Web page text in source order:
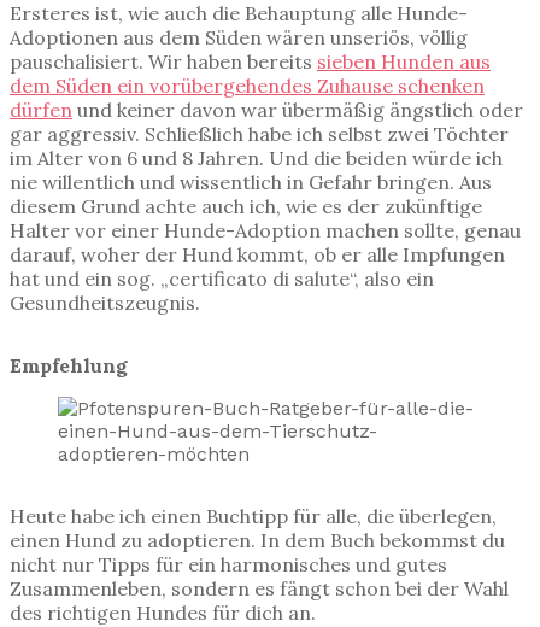
Ersteres ist, wie auch die Behauptung alle Hunde-
Adoptionen aus dem Süden wären unseriös, völlig
pauschalisiert. Wir haben bereits sieben Hunden aus
dem Süden ein vorübergehendes Zuhause schenken
dürfen und keiner davon war übermäßig ängstlich oder
gar aggressiv. Schließlich habe ich selbst zwei Töchter
im Alter von 6 und 8 Jahren. Und die beiden würde ich
nie willentlich und wissentlich in Gefahr bringen. Aus
diesem Grund achte auch ich, wie es der zukünftige
Halter vor einer Hunde-Adoption machen sollte, genau
darauf, woher der Hund kommt, ob er alle Impfungen
hat und ein sog. „certificato di salute“, also ein
Gesundheitszeugnis.
Empfehlung
Heute habe ich einen Buchtipp für alle, die überlegen,
einen Hund zu adoptieren. In dem Buch bekommst du
nicht nur Tipps für ein harmonisches und gutes
Zusammenleben, sondern es fängt schon bei der Wahl
des richtigen Hundes für dich an.